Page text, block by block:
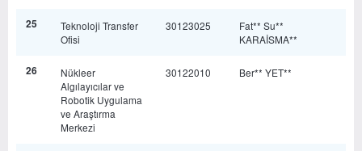
25
Teknoloji Transfer
Ofisi
30123025
Fat** Su**
KARAİSMA**
26
Nükleer
Algılayıcılar ve
Robotik Uygulama
ve Araştırma
Merkezi
30122010 Ber** YET**